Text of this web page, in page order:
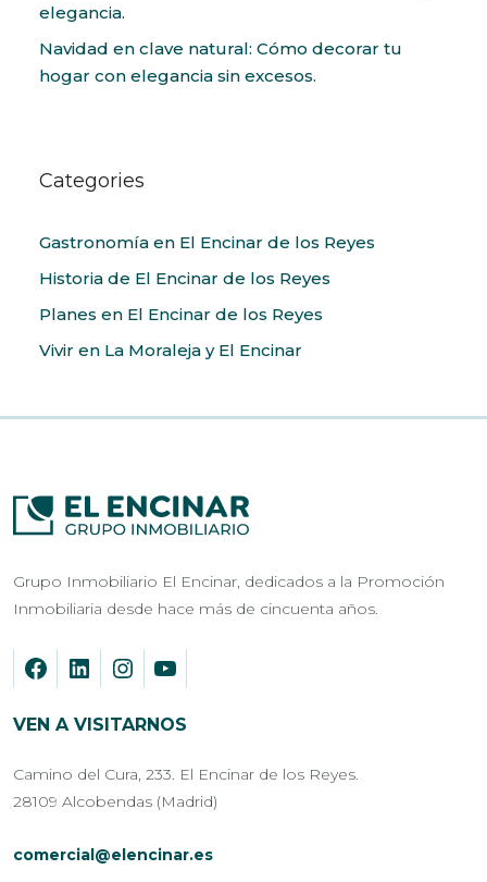
elegancia.
Navidad en clave natural: Cómo decorar tu
hogar con elegancia sin excesos.
Categories
Gastronomía en El Encinar de los Reyes
Historia de El Encinar de los Reyes
Planes en El Encinar de los Reyes
Vivir en La Moraleja y El Encinar
Grupo Inmobiliario El Encinar, dedicados a la Promoción
Inmobiliaria desde hace más de cincuenta años.
VEN A VISITARNOS
Camino del Cura, 233. El Encinar de los Reyes.
28109 Alcobendas (Madrid)
comercial@elencinar.es